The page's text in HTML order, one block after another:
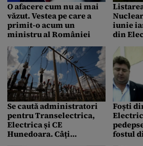
O afacere cum nu ai mai
văzut. Vestea pe care a
primit-o acum un
ministru al României
iunie
din
Se caută administratori
pentru Transelectrica,
Electrica și CE
Hunedoara. Câți
Foști
fostul